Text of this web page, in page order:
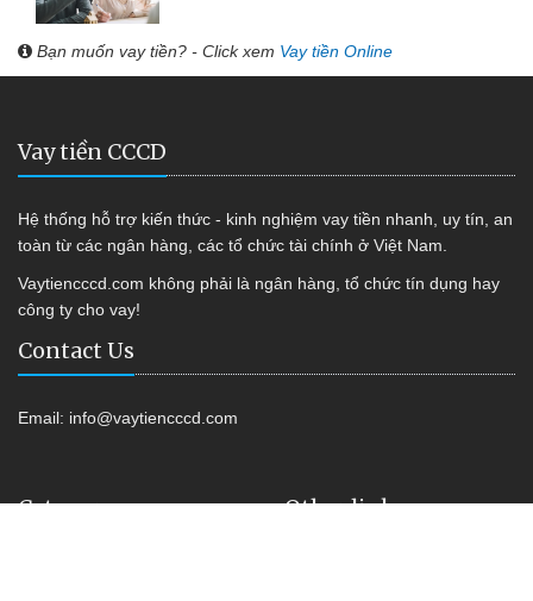
Bạn muốn vay tiền? - Click xem Vay tiền Online
Vay tiền CCCD
Hệ thống hỗ trợ kiến thức - kinh nghiệm vay tiền nhanh, uy tín, an
toàn từ các ngân hàng, các tổ chức tài chính ở Việt Nam.
Vaytiencccd.com không phải là ngân hàng, tổ chức tín dụng hay
công ty cho vay!
Contact Us
Email: info@vaytiencccd.com
Category Other link